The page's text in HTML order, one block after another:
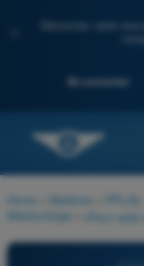
Découvrez notre
Se connecter
Home Matières
Météorologie